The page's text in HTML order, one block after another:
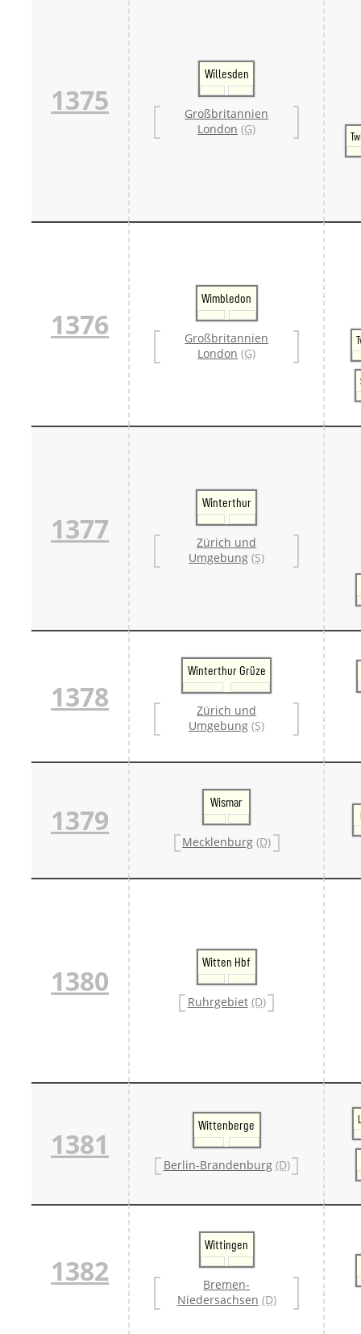
1375
Willesden
Großbritannien
London (G)
1376
Wimbledon
Großbritannien
London (G)
1377
Winterthur
Zürich und
Umgebung (S)
1378
Winterthur Grüze
Zürich und
Umgebung (S)
1379
Wismar
Mecklenburg (D)
1380
Witten Hbf
Ruhrgebiet (D)
1381
Wittenberge
Berlin-Brandenburg (D)
1382
Wittingen
Bremen-
Niedersachsen (D)